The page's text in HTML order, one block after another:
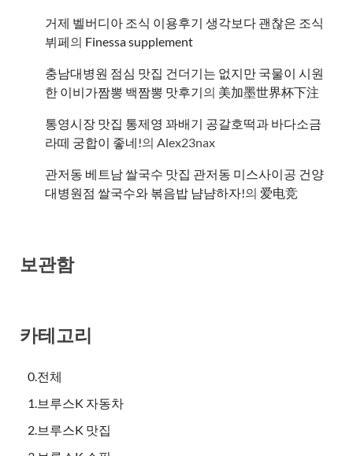
거제 벨버디아 조식 이용후기 생각보다 괜찮은 조식
뷔페의 ​Finessa supplement
충남대병원 점심 맛집 건더기는 없지만 국물이 시원
한 이비가짬뽕 백짬뽕 맛후기의 美加墨世界杯下注
통영시장 맛집 통제영 꽈배기 공갈호떡과 바다소금
라떼 궁합이 좋네!의 Alex23nax
관저동 베트남 쌀국수 맛집 관저동 미스사이공 건양
대병원점 쌀국수와 볶음밥 냠냠하자!의 爱电竞
보관함
카테고리
0.전체
1.브루스K 자동차
2.브루스K 맛집